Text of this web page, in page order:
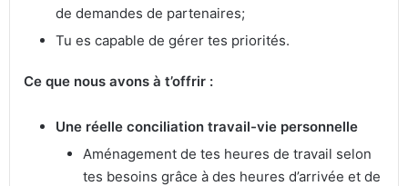
de demandes de partenaires;
Tu es capable de gérer tes priorités.
Ce que nous avons à t’offrir :
Une réelle conciliation travail-vie personnelle
Aménagement de tes heures de travail selon
tes besoins grâce à des heures d’arrivée et de